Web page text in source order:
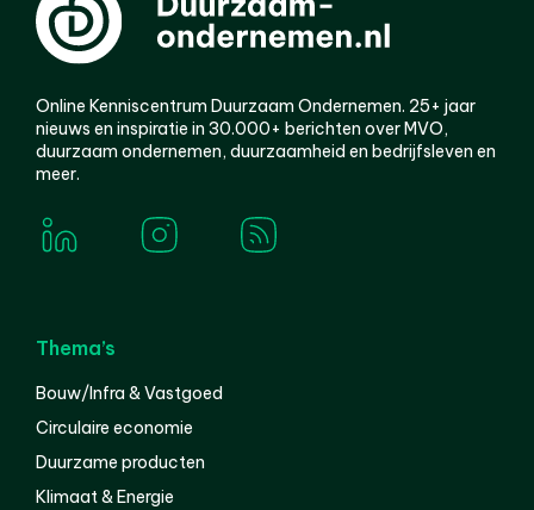
Online Kenniscentrum Duurzaam Ondernemen. 25+ jaar
nieuws en inspiratie in 30.000+ berichten over MVO,
duurzaam ondernemen, duurzaamheid en bedrijfsleven en
meer.
Thema’s
Bouw/Infra & Vastgoed
Circulaire economie
Duurzame producten
Klimaat & Energie